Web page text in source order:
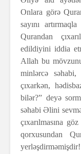
Onlara görə
sayını
Qurandan
edildiyini iddia
Allah bu
minlərcə
çıxarkən,
bilər?” deyə
səhabi Əlini
çıxarılmasına
qorxusundan